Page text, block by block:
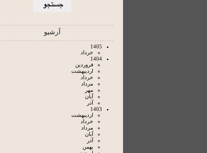
آرشیو
1405
خرداد
1404
فروردين
ارديبهشت
خرداد
مرداد
مهر
آبان
آذر
1403
ارديبهشت
خرداد
مرداد
آبان
آذر
بهمن